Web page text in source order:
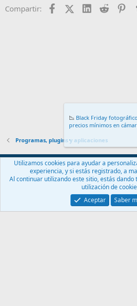
Compartir: FacebookX (Twitter)
LinkedIn
Reddit
Programas, plugins y aplicaciones
Español (ES)
Contáctanos
Términos y reglas Política
Community platform by XenForo® © 2010-2024
📉 Black Friday
precios mínimos en
.
Utilizamos cookies para ayudar a
experiencia, y si estás registrado, a
Al continuar utilizando este sitio, estás
utilización de
Aceptar
Saber